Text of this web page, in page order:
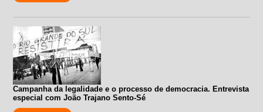
Campanha da legalidade e o processo de democracia. Entrevista
especial com João Trajano Sento-Sé